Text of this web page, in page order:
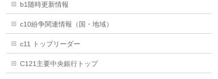
b1随時更新情報
c10紛争関連情報（国・地域）
c11 トップリーダー
C121主要中央銀行トップ